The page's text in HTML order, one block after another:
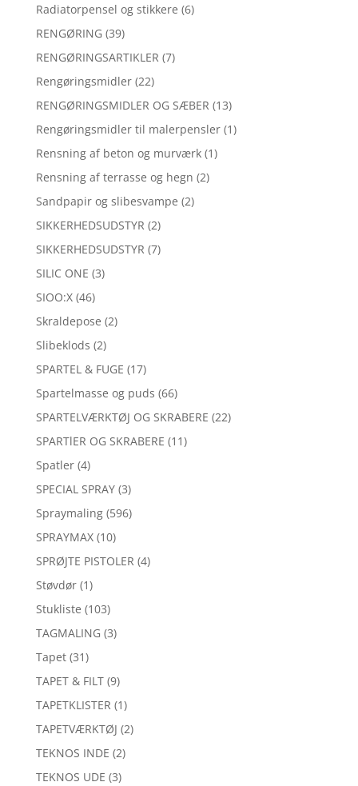
Radiatorpensel og stikkere (6)
RENGØRING (39)
RENGØRINGSARTIKLER (7)
Rengøringsmidler (22)
RENGØRINGSMIDLER OG SÆBER (13)
Rengøringsmidler til malerpensler (1)
Rensning af beton og murværk (1)
Rensning af terrasse og hegn (2)
Sandpapir og slibesvampe (2)
SIKKERHEDSUDSTYR (2)
SIKKERHEDSUDSTYR (7)
SILIC ONE (3)
SIOO:X (46)
Skraldepose (2)
Slibeklods (2)
SPARTEL & FUGE (17)
Spartelmasse og puds (66)
SPARTELVÆRKTØJ OG SKRABERE (22)
SPARTlER OG SKRABERE (11)
Spatler (4)
SPECIAL SPRAY (3)
Spraymaling (596)
SPRAYMAX (10)
SPRØJTE PISTOLER (4)
Støvdør (1)
Stukliste (103)
TAGMALING (3)
Tapet (31)
TAPET & FILT (9)
TAPETKLISTER (1)
TAPETVÆRKTØJ (2)
TEKNOS INDE (2)
TEKNOS UDE (3)